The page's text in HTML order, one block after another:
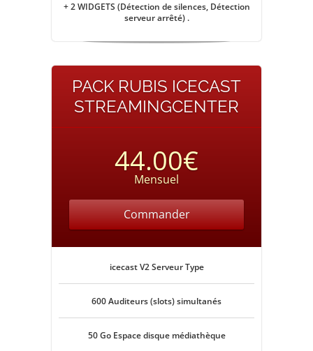
+ 2 WIDGETS (Détection de silences, Détection
serveur arrêté) .
PACK RUBIS ICECAST
STREAMINGCENTER
44.00€
Mensuel
Commander
icecast V2 Serveur Type
600 Auditeurs (slots) simultanés
50 Go Espace disque médiathèque